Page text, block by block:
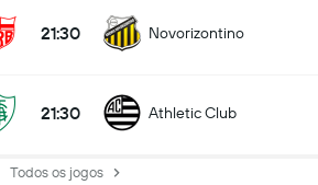
21:30 Novorizontino
21:30 Athletic Club
Todos os jogos